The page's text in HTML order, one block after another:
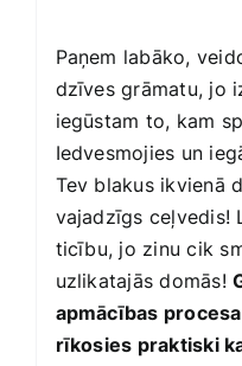
Paņem labāko,
dzīves grāmatu, jo
iegūstam to, kam
Iedvesmojies un
Tev blakus ikvienā
vajadzīgs ceļvedis!
ticību, jo zinu cik
uzlikatajās domās!
apmācības
rīkosies praktiski